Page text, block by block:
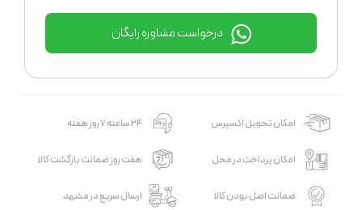
درخواست مشاوره رایگان
امکان تحویل اکسپرس 24 ساعته 7 روز هفته
امکان پرداخت در محل هفت روز ضمانت بازگشت کالا
ضمانت اصل بودن کالا ارسال سریع در مشهد